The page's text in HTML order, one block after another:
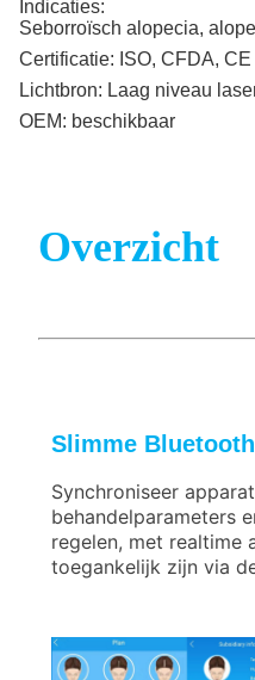
Indicaties:
Seborroïsch alopecia,
Certificatie: ISO, CFDA, CE
Lichtbron: Laag niveau
OEM: beschikbaar
Overzicht
Slimme
Synchroniseer
behandelparameters
regelen, met realtime
toegankelijk zijn via